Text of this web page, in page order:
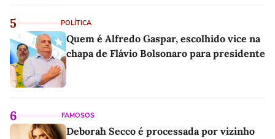
5 POLÍTICA
Quem é Alfredo Gaspar, escolhido vice na
chapa de Flávio Bolsonaro para presidente
6 FAMOSOS
Deborah Secco é processada por vizinho